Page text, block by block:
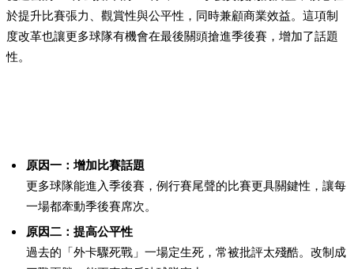
於提升比賽張力、觀賞性與公平性，同時兼顧商業效益。這項制
度改革也讓更多球隊有機會在最後關頭搶進季後賽，增加了話題
性。
原因一：增加比賽話題
更多球隊能進入季後賽，例行賽尾聲的比賽更具關鍵性，讓每
一場都牽動季後賽席次。
原因二：提高公平性
過去的「外卡驟死戰」一場定生死，常被批評太殘酷。改制成